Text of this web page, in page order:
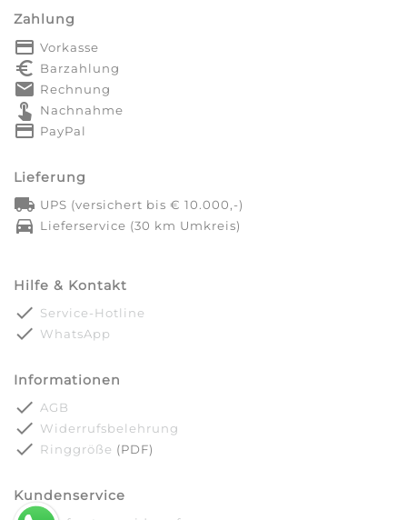
Zahlung
payment Vorkasse
euro_symbol Barzahlung
markunread Rechnung
touch_app Nachnahme
credit_card PayPal
Lieferung
local_shipping UPS (versichert bis € 10.000,-)
directions_car Lieferservice (30 km Umkreis)
Hilfe & Kontakt
done Service-Hotline
done WhatsApp
Informationen
done AGB
done Widerrufsbelehrung
done Ringgröße (PDF)
Kundenservice